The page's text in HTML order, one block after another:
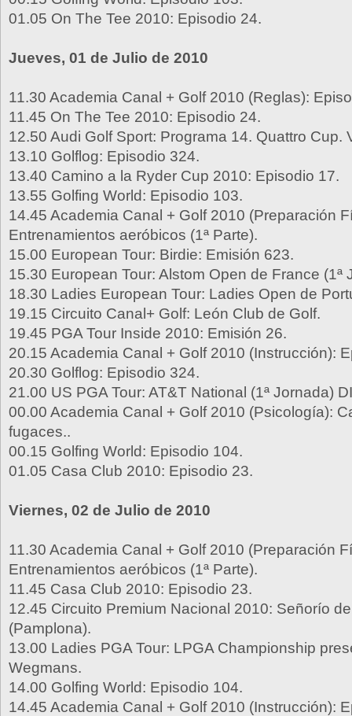
01.05 On The Tee 2010: Episodio 24.
Jueves, 01 de Julio de 2010
11.30 Academia Canal + Golf 2010 (Reglas):
11.45 On The Tee 2010: Episodio 24.
12.50 Audi Golf Sport: Programa 14. Quattro Cup.
13.10 Golflog: Episodio 324.
13.40 Camino a la Ryder Cup 2010: Episodio 17.
13.55 Golfing World: Episodio 103.
14.45 Academia Canal + Golf 2010 (Preparación
Entrenamientos aeróbicos (1ª Parte).
15.00 European Tour: Birdie: Emisión 623.
15.30 European Tour: Alstom Open de France (1ª
18.30 Ladies European Tour: Ladies Open de
19.15 Circuito Canal+ Golf: León Club de Golf.
19.45 PGA Tour Inside 2010: Emisión 26.
20.15 Academia Canal + Golf 2010 (Instrucción):
20.30 Golflog: Episodio 324.
21.00 US PGA Tour: AT&T National (1ª Jornada)
00.00 Academia Canal + Golf 2010 (Psicología):
fugaces..
00.15 Golfing World: Episodio 104.
01.05 Casa Club 2010: Episodio 23.
Viernes, 02 de Julio de 2010
11.30 Academia Canal + Golf 2010 (Preparación
Entrenamientos aeróbicos (1ª Parte).
11.45 Casa Club 2010: Episodio 23.
12.45 Circuito Premium Nacional 2010: Señorío
(Pamplona).
13.00 Ladies PGA Tour: LPGA Championship
Wegmans.
14.00 Golfing World: Episodio 104.
14.45 Academia Canal + Golf 2010 (Instrucción):